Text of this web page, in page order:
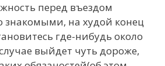
перед въездом
знакомыми, на худой конец
где-нибудь около
выйдет чуть дороже,